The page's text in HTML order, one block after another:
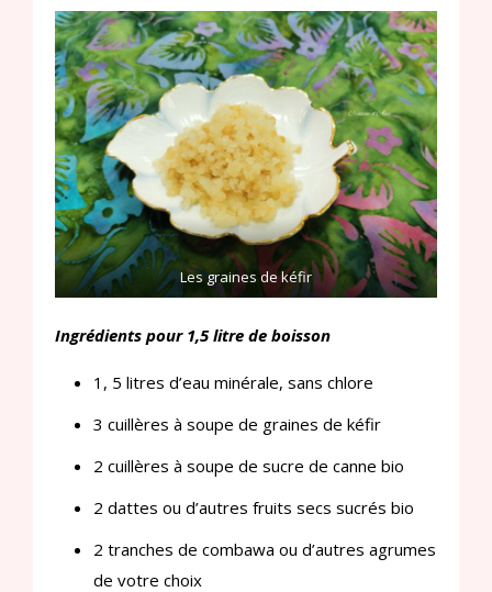
Les graines de kéfir
Ingrédients pour 1,5 litre de boisson
1, 5 litres d’eau minérale, sans chlore
3 cuillères à soupe de graines de kéfir
2 cuillères à soupe de sucre de canne bio
2 dattes ou d’autres fruits secs sucrés bio
2 tranches de combawa ou d’autres agrumes
de votre choix